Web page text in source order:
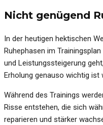
Nicht genügend
In der heutigen hektischen
Ruhephasen im
und Leistungssteigerung
Erholung genauso wichtig ist
Während des Trainings
Risse entstehen, die sich
reparieren und stärker